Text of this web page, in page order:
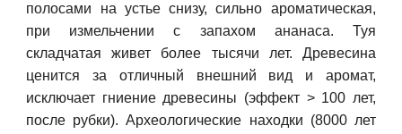
полосами на устье снизу, сильно ароматическая,
при измельчении с запахом ананаса. Туя
складчатая живет более тысячи лет. Древесина
ценится за отличный внешний вид и аромат,
исключает гниение древесины (эффект > 100 лет,
после рубки). Археологические находки (8000 лет